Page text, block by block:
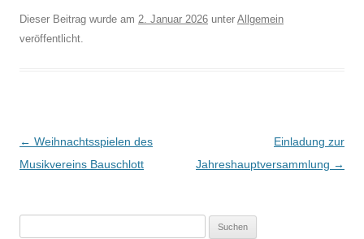
Dieser Beitrag wurde am 2. Januar 2026 unter Allgemein
veröffentlicht.
Beitragsnavigation
← Weihnachtsspielen des
Musikvereins Bauschlott
Einladung zur
Jahreshauptversammlung →